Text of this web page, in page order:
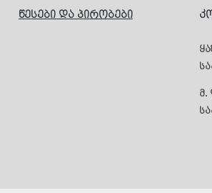
წესები და პირობები
მ.